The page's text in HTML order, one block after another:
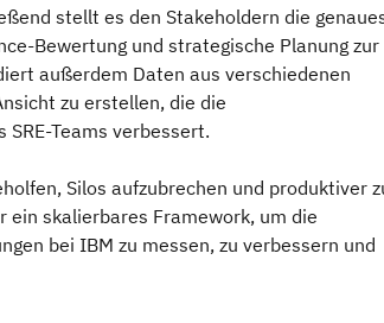
stellt es den Stakeholdern die
Bewertung und strategische Planung zur
außerdem Daten aus verschiedenen
zu erstellen, die die
Teams verbessert.
Silos aufzubrechen und produktiver
ein skalierbares Framework, um die
bei IBM zu messen, zu verbessern und